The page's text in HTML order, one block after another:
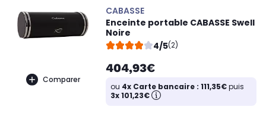
Comparer
CABASSE
Enceinte portable CABASSE Swell
Noire
4/5(2)
404,93€
ou 4x Carte bancaire : 111,35€puis
3x 101,23€